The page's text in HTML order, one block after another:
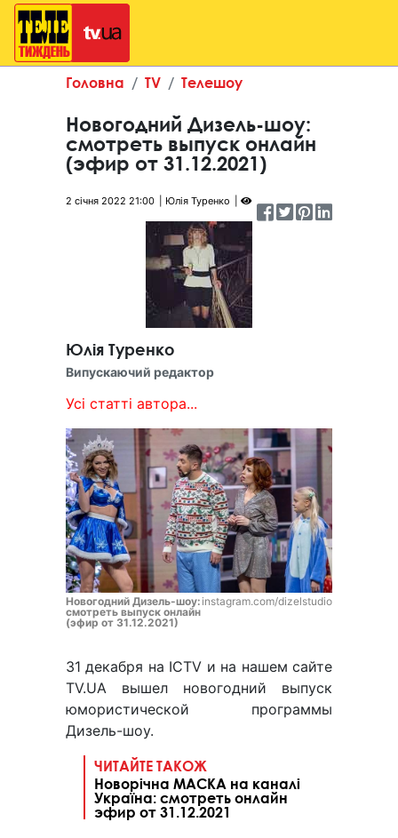
Головна TV Телешоу
Новогодний Дизель-шоу:
смотреть выпуск онлайн
(эфир от 31.12.2021)
2 січня 2022 21:00 Юлія Туренко
Юлія Туренко
Випускаючий редактор
Усі статті автора...
Новогодний Дизель-шоу:
смотреть выпуск онлайн
(эфир от 31.12.2021)
instagram.com/dizelstudio
31 декабря на ICTV и на нашем сайте
TV.UA вышел новогодний выпуск
юмористической программы
Дизель-шоу.
ЧИТАЙТЕ ТАКОЖ
Новорічна МАСКА на каналі
Україна: смотреть онлайн
эфир от 31.12.2021